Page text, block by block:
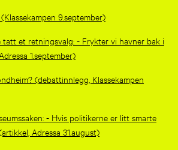
9.september)
tatt et retningsvalg: - Frykter vi havner bak i
1.september)
(debattinnlegg, Klassekampen
- Hvis politikerne er litt smarte
Adressa 31.august)